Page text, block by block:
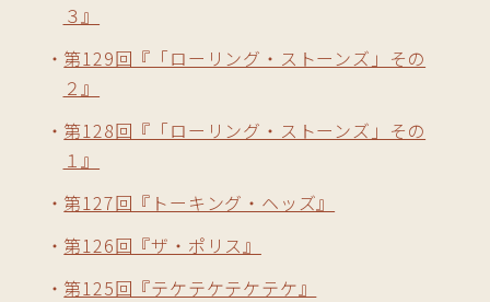
３』
第129回『「ローリング・ストーンズ」その
２』
第128回『「ローリング・ストーンズ」その
１』
第127回『トーキング・ヘッズ』
第126回『ザ・ポリス』
第125回『テケテケテケテケ』